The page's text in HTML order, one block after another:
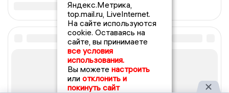
Яндекс.Метрика,
top.mail.ru, LiveInternet.
На сайте используются
cookie. Оставаясь на
сайте, вы принимаете
все условия
использования.
Вы можете настроить
или отклонить и
покинуть сайт